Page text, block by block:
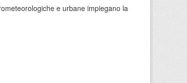
e urbane impiegano la